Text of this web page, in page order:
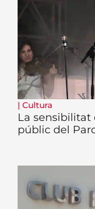
| Cultura
La sensibilitat
públic del